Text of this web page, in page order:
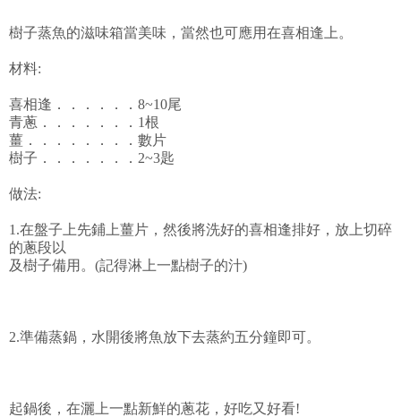
樹子蒸魚的滋味箱當美味，當然也可應用在喜相逢上。
材料:
喜相逢．．．．．．8~10尾
青蔥．．．．．．．1根
薑．．．．．．．．數片
樹子．．．．．．．2~3匙
做法:
1.在盤子上先鋪上薑片，然後將洗好的喜相逢排好，放上切碎
的蔥段以
及樹子備用。(記得淋上一點樹子的汁)
2.準備蒸鍋，水開後將魚放下去蒸約五分鐘即可。
起鍋後，在灑上一點新鮮的蔥花，好吃又好看!